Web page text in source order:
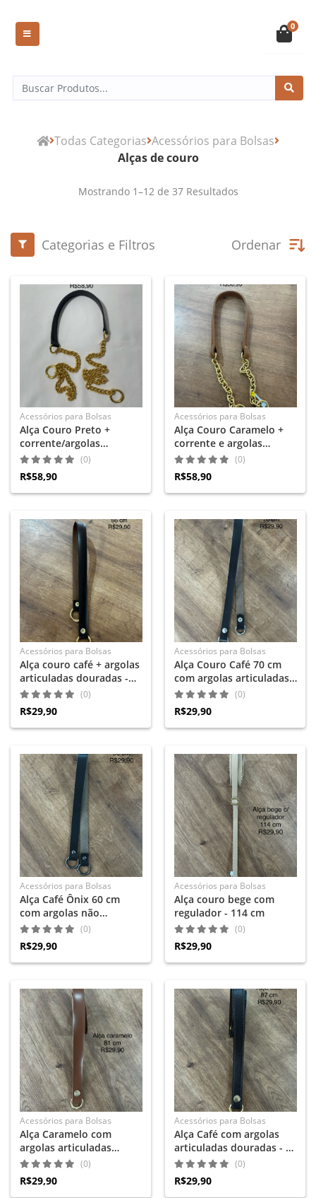
0
Todas Categorias Acessórios para Bolsas
Alças de couro
Mostrando 1–12 de 37Resultados
Categorias e Filtros Ordenar
Acessórios para Bolsas
Alça Couro Preto +
corrente/argolas
articuladas douradas
(0)
R$58,90
Acessórios para Bolsas
Alça Couro Caramelo +
corrente e argolas
articuladas douradas
(0)
R$58,90
Acessórios para Bolsas
Alça couro café + argolas
articuladas douradas -
66cm
(0)
R$29,90
Acessórios para Bolsas
Alça Couro Café 70 cm
com argolas articuladas
pratas
(0)
R$29,90
Acessórios para Bolsas
Alça Café Ônix 60 cm
com argolas não
articuladas ônix
(0)
R$29,90
Acessórios para Bolsas
Alça couro bege com
regulador - 114 cm
(0)
R$29,90
Acessórios para Bolsas
Alça Caramelo com
argolas articuladas
douradas - 81 cm
(0)
R$29,90
Acessórios para Bolsas
Alça Café com argolas
articuladas douradas - 87
cm
(0)
R$29,90